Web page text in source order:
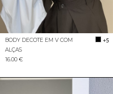
BODY DECOTE EM V COM
ALÇAS
+5
16.00 €